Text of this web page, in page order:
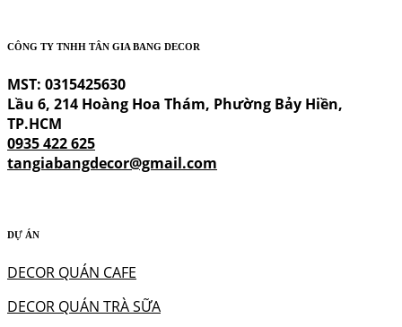
CÔNG TY TNHH TÂN GIA BANG DECOR
MST: 0315425630
Lầu 6, 214 Hoàng Hoa Thám, Phường Bảy Hiền,
TP.HCM
0935 422 625
tangiabangdecor@gmail.com
DỰ ÁN
DECOR QUÁN CAFE
DECOR QUÁN TRÀ SỮA